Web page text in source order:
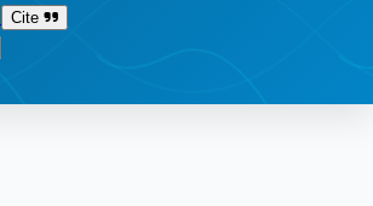
Cite